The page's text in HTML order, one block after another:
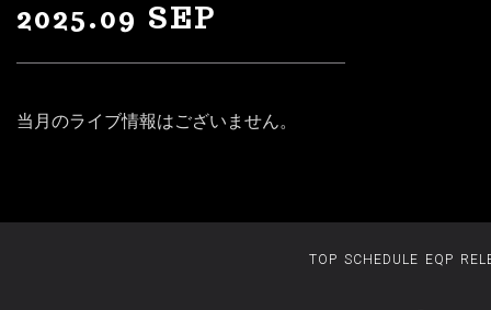
2025.09 SEP
当月のライブ情報はございません。
TOP SCHEDULE EQP